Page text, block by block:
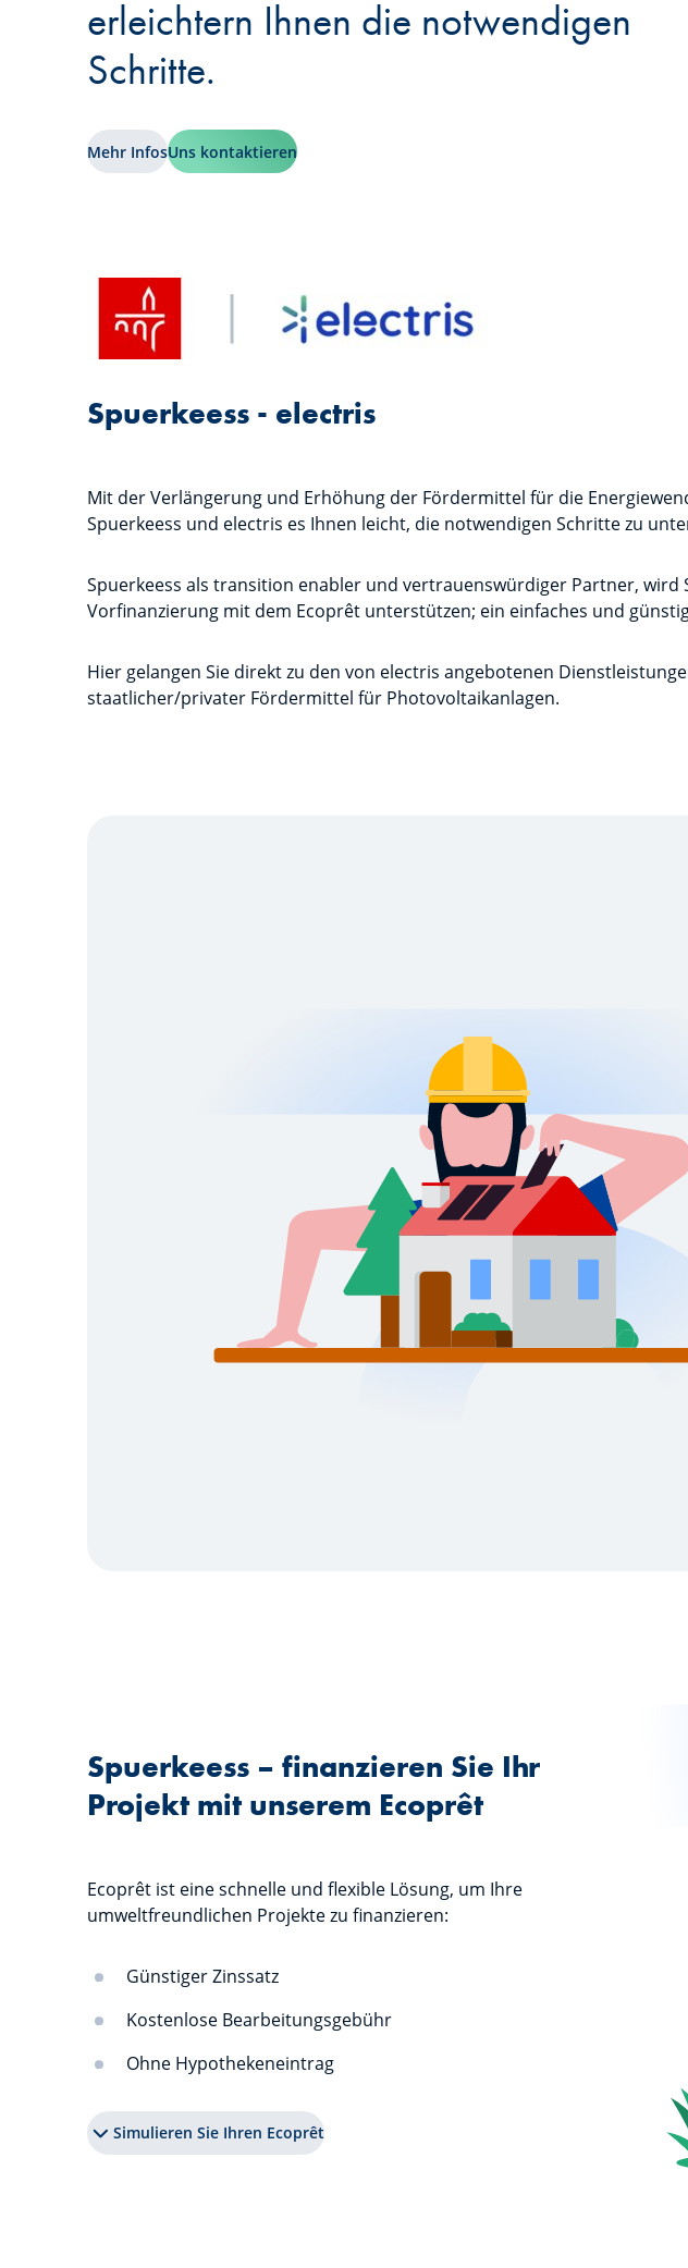
erleichtern Ihnen die notwendigen
Schritte.
Mehr InfosUns kontaktieren
Spuerkeess - electris
Mit der Verlängerung und Erhöhung der Fördermittel für die
Spuerkeess und electris es Ihnen leicht, die notwendigen Schritte zu
Spuerkeess als transition enabler und vertrauenswürdiger Partner,
Vorfinanzierung mit dem Ecoprêt unterstützen; ein einfaches und
Hier gelangen Sie direkt zu den von electris angebotenen
staatlicher/privater Fördermittel für Photovoltaikanlagen.
Spuerkeess – finanzieren Sie Ihr
Projekt mit unserem Ecoprêt
Ecoprêt ist eine schnelle und flexible Lösung, um Ihre
umweltfreundlichen Projekte zu finanzieren:
Günstiger Zinssatz
Kostenlose Bearbeitungsgebühr
Ohne Hypothekeneintrag
Simulieren Sie Ihren Ecoprêt